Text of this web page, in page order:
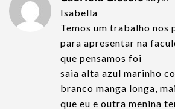
Isabella
Temos um trabalho nos
para apresentar na
que pensamos foi
saia alta azul marinho
branco manga longa,
que eu e outra menina